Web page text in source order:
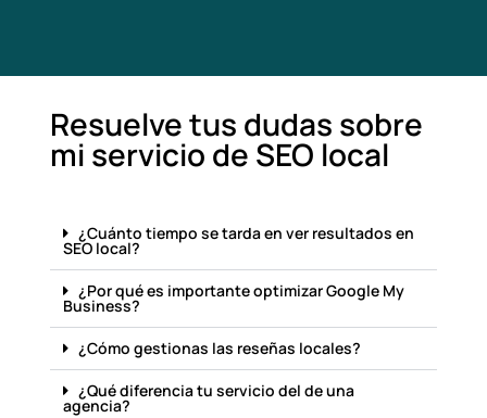
Resuelve tus dudas sobre
mi servicio de SEO local
¿Cuánto tiempo se tarda en ver resultados en
SEO local?
¿Por qué es importante optimizar Google My
Business?
¿Cómo gestionas las reseñas locales?
¿Qué diferencia tu servicio del de una
agencia?